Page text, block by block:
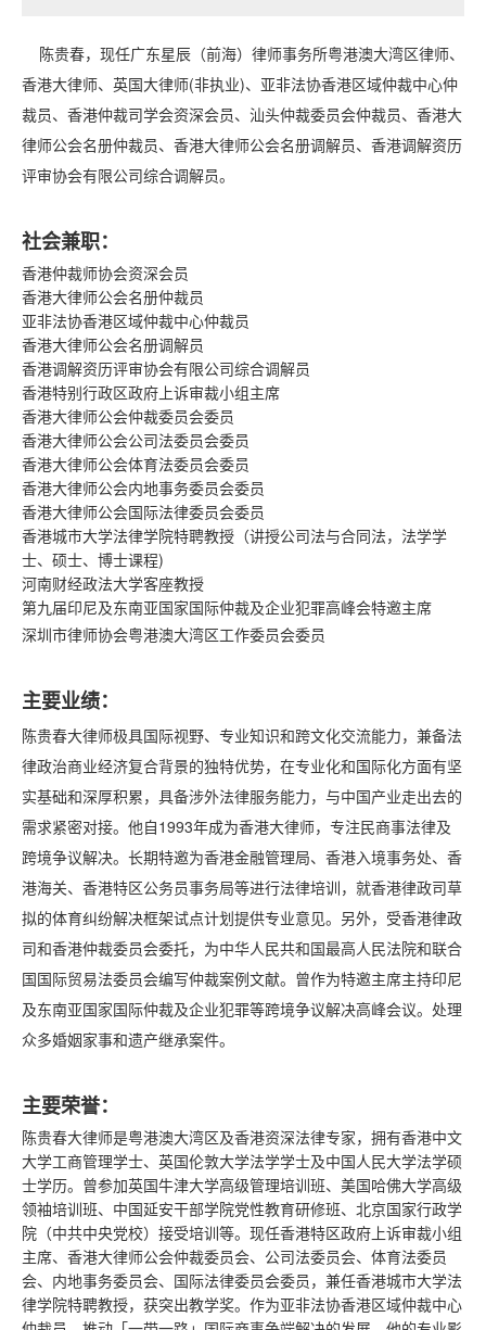
陈贵春，现任广东星辰（前海）律师事务所粤港澳大湾区律师、
香港大律师、英国大律师(非执业)、亚非法协香港区域仲裁中心仲
裁员、香港仲裁司学会资深会员、汕头仲裁委员会仲裁员、香港大
律师公会名册仲裁员、香港大律师公会名册调解员、香港调解资历
评审协会有限公司综合调解员。
社会兼职：
香港仲裁师协会资深会员
香港大律师公会名册仲裁员
亚非法协香港区域仲裁中心仲裁员
香港大律师公会名册调解员
香港调解资历评审协会有限公司综合调解员
香港特别行政区政府上诉审裁小组主席
香港大律师公会仲裁委员会委员
香港大律师公会公司法委员会委员
香港大律师公会体育法委员会委员
香港大律师公会内地事务委员会委员
香港大律师公会国际法律委员会委员
香港城市大学法律学院特聘教授（讲授公司法与合同法，法学学
士、硕士、博士课程)
河南财经政法大学客座教授
第九届印尼及东南亚国家国际仲裁及企业犯罪高峰会特邀主席
深圳市律师协会粤港澳大湾区工作委员会委员
主要业绩：
陈贵春大律师极具国际视野、专业知识和跨文化交流能力，兼备法
律政治商业经济复合背景的独特优势，在专业化和国际化方面有坚
实基础和深厚积累，具备涉外法律服务能力，与中国产业走出去的
需求紧密对接。他自1993年成为香港大律师，专注民商事法律及
跨境争议解决。长期特邀为香港金融管理局、香港入境事务处、香
港海关、香港特区公务员事务局等进行法律培训，就香港律政司草
拟的体育纠纷解决框架试点计划提供专业意见。另外，受香港律政
司和香港仲裁委员会委托，为中华人民共和国最高人民法院和联合
国国际贸易法委员会编写仲裁案例文献。曾作为特邀主席主持印尼
及东南亚国家国际仲裁及企业犯罪等跨境争议解决高峰会议。处理
众多婚姻家事和遗产继承案件。
主要荣誉：
陈贵春大律师是粤港澳大湾区及香港资深法律专家，拥有香港中文
大学工商管理学士、英国伦敦大学法学学士及中国人民大学法学硕
士学历。曾参加英国牛津大学高级管理培训班、美国哈佛大学高级
领袖培训班、中国延安干部学院党性教育研修班、北京国家行政学
院（中共中央党校）接受培训等。现任香港特区政府上诉审裁小组
主席、香港大律师公会仲裁委员会、公司法委员会、体育法委员
会、内地事务委员会、国际法律委员会委员，兼任香港城市大学法
律学院特聘教授，获突出教学奖。作为亚非法协香港区域仲裁中心